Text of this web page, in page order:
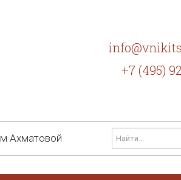
+7 (495)
Ахматовой